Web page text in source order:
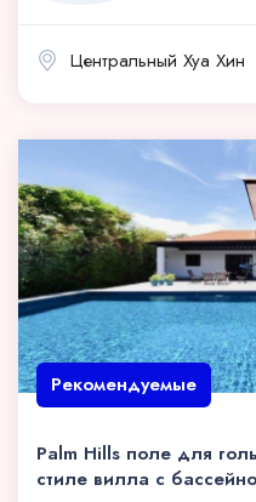
Центральный Хуа Хин
Рекомендуемые
Palm Hills поле для
стиле вилла с